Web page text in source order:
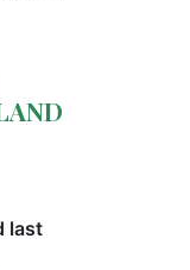
last